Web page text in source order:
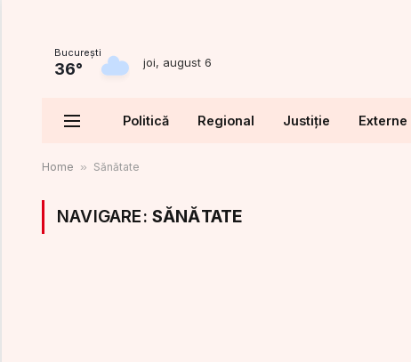
Bucureşti
36° joi, august 6
Politică Regional Justiție Externe
Home » Sănătate
NAVIGARE: SĂNĂTATE